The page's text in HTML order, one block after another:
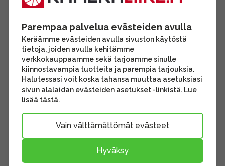
Parempaa palvelua evästeiden avulla
Keräämme evästeiden avulla sivuston käytöstä
tietoja, joiden avulla kehitämme
verkkokauppaamme sekä tarjoamme sinulle
kiinnostavampia tuotteita ja parempia tarjouksia.
Halutessasi voit koska tahansa muuttaa asetuksiasi
sivun alalaidan evästeiden asetukset -linkistä. Lue
lisää tästä.
Vain välttämättömät evästeet
Hyväksy